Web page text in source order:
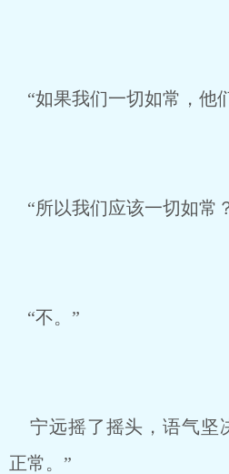
“如果我们一切如常，他
“所以我们应该一切如常
“不。”
宁远摇了摇头，语气坚
正常。”